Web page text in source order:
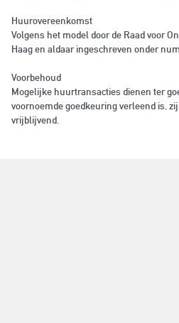
Huurovereenkomst
Volgens het model door de Raad voor
Haag en aldaar ingeschreven onder
Voorbehoud
Mogelijke huurtransacties dienen ter
voornoemde goedkeuring verleend is,
vrijblijvend.